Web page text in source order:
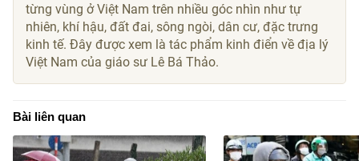
từng vùng ở Việt Nam trên nhiều góc nhìn như tự
nhiên, khí hậu, đất đai, sông ngòi, dân cư, đặc trưng
kinh tế. Đây được xem là tác phẩm kinh điển về địa lý
Việt Nam của giáo sư Lê Bá Thảo.
Bài liên quan